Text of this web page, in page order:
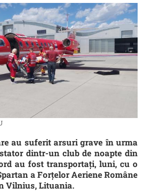
au suferit arsuri grave în urma
dintr-un club de noapte din
au fost transportați, luni, cu o
a Forțelor Aeriene Române
Vilnius, Lituania.